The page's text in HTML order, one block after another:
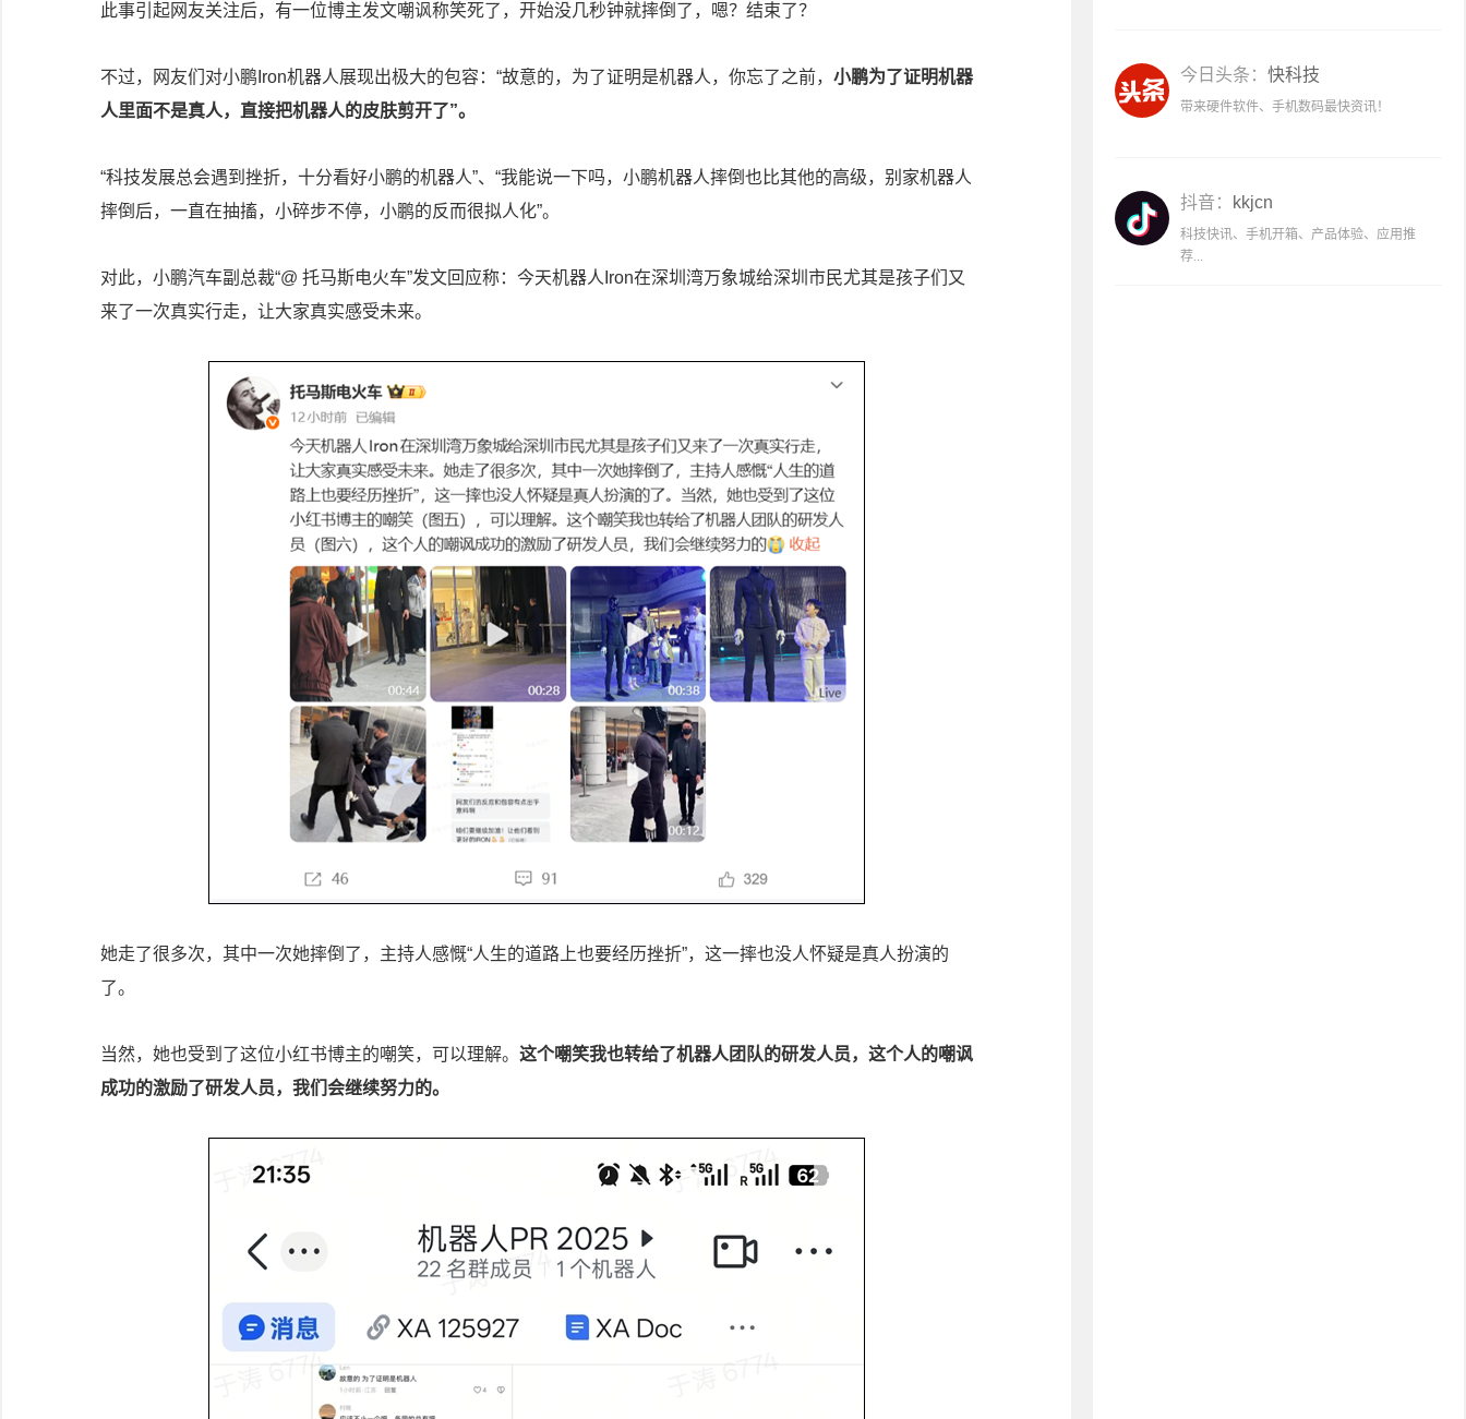
此事引起网友关注后，有一位博主发文嘲讽称笑死了，开始没几秒钟就摔倒了，嗯？结束了？
不过，网友们对小鹏Iron机器人展现出极大的包容：“故意的，为了证明是机器人，你忘了之前， 小鹏为了证明机器
人里面不是真人，直接把机器人的皮肤剪开了”。
“科技发展总会遇到挫折，十分看好小鹏的机器人”、“我能说一下吗，小鹏机器人摔倒也比其他的高级，别家机器人
摔倒后，一直在抽搐，小碎步不停，小鹏的反而很拟人化”。
对此，小鹏汽车副总裁“@ 托马斯电火车”发文回应称：今天机器人Iron在深圳湾万象城给深圳市民尤其是孩子们又
来了一次真实行走，让大家真实感受未来。
她走了很多次，其中一次她摔倒了，主持人感慨“人生的道路上也要经历挫折”，这一摔也没人怀疑是真人扮演的
了。
当然，她也受到了这位小红书博主的嘲笑，可以理解。 这个嘲笑我也转给了机器人团队的研发人员，这个人的嘲讽
成功的激励了研发人员，我们会继续努力的。
今日头条： 快科技
带来硬件软件、手机数码最快资讯！
抖音： kkjcn
科技快讯、手机开箱、产品体验、应用推
荐...